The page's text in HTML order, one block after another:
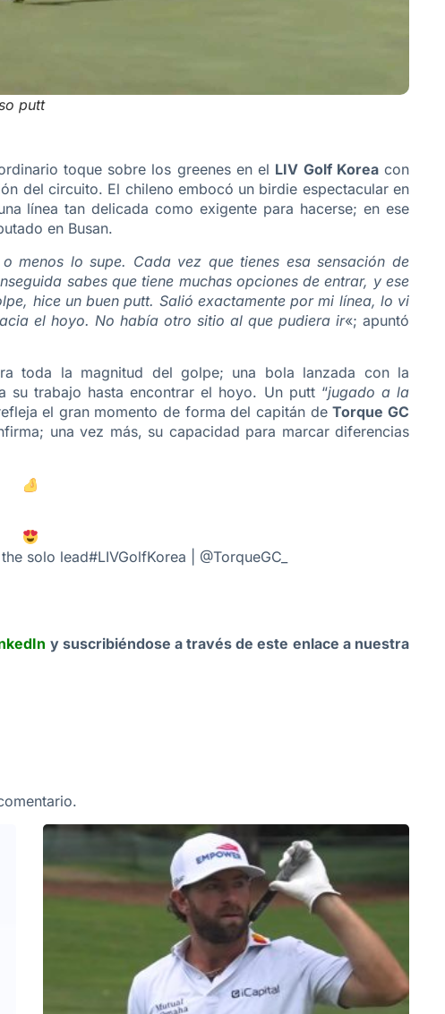
putt
toque sobre los greenes en el LIV Golf Koreacon
del circuito. El chileno embocó un birdie espectacular en
línea tan delicada como exigente para hacerse; en ese
en Busan.
menos lo supe. Cada vez que tienes esa sensación de
sabes que tiene muchas opciones de entrar, y ese
hice un buen putt. Salió exactamente por mi línea, lo vi
el hoyo. No había otro sitio al que pudiera ir«; apuntó
toda la magnitud del golpe; una bola lanzada con la
su trabajo hasta encontrar el hoyo. Un putt “jugado a la
el gran momento de forma del capitán deTorque GC
una vez más, su capacidad para marcar diferencias
solo lead#LIVGolfKorea
@TorqueGC_
y suscribiéndose a través de este enlace a nuestra